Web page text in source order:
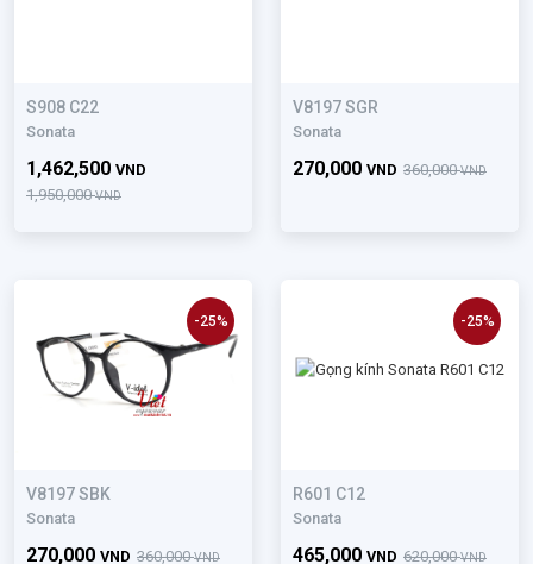
S908 C22
Sonata
1,950,000VND
1,462,500 VND
V8197 SGR
Sonata
360,000VND
270,000 VND
V8197 SBK
Sonata
360,000VND
270,000 VND
-25%
R601 C12
Sonata
620,000VND
465,000 VND
-25%